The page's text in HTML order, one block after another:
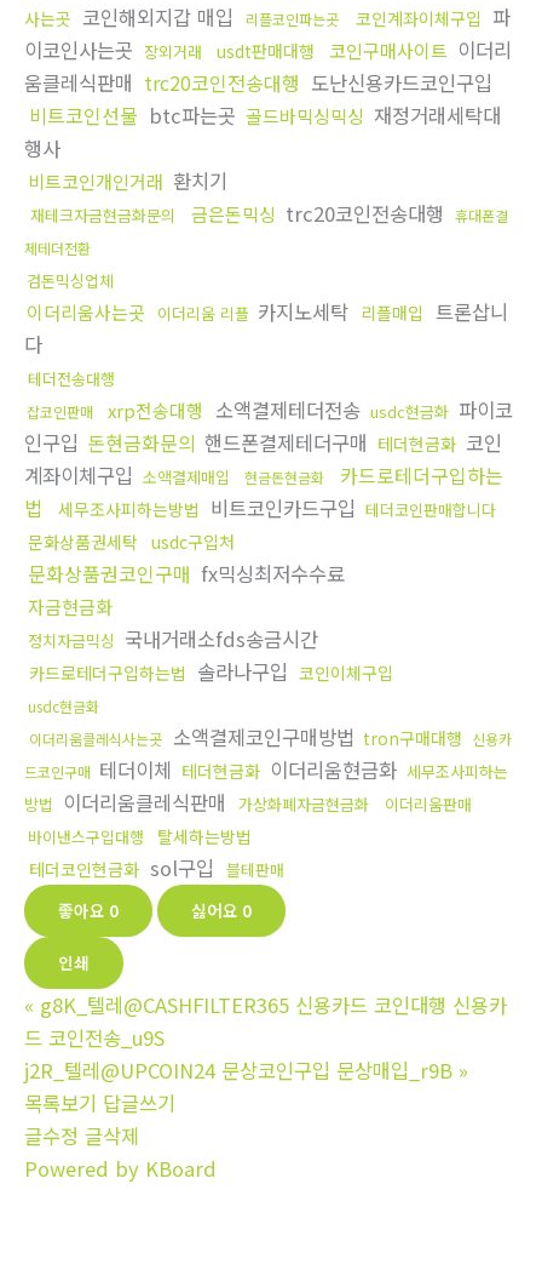
사는곳 코인해외지갑 매입 리플코인파는곳 코인계좌이체구입 파
이코인사는곳 장외거래 usdt판매대행 코인구매사이트 이더리
움클레식판매 trc20코인전송대행 도난신용카드코인구입
비트코인선물 btc파는곳 골드바믹싱믹싱 재정거래세탁대
행사
비트코인개인거래 환치기
재테크자금현금화문의 금은돈믹싱 trc20코인전송대행
휴대폰결
제테더전환
검돈믹싱업체
이더리움사는곳 이더리움 리플 카지노세탁 리플매입
트론삽니
다
테더전송대행
잡코인판매 xrp전송대행 소액결제테더전송 usdc현금화 파이코
인구입 돈현금화문의 핸드폰결제테더구매 테더현금화 코인
계좌이체구입 소액결제매입 현금돈현금화
카드로테더구입하는
법
세무조사피하는방법 비트코인카드구입 테더코인판매합니다
문화상품권세탁 usdc구입처
문화상품권코인구매 fx믹싱최저수수료
자금현금화
정치자금믹싱 국내거래소fds송금시간
카드로테더구입하는법 솔라나구입 코인이체구입
usdc현금화
이더리움클레식사는곳 소액결제코인구매방법 tron구매대행 신용카
드코인구매 테더이체 테더현금화 이더리움현금화 세무조사피하는
방법
이더리움클레식판매 가상화폐자금현금화
이더리움판매
바이낸스구입대행
탈세하는방법
테더코인현금화 sol구입 블테판매
좋아요 0 싫어요 0
인쇄
« g8K_텔레@CASHFILTER365 신용카드 코인대행 신용카
드 코인전송_u9S
j2R_텔레@UPCOIN24 문상코인구입 문상매입_r9B »
목록보기 답글쓰기
글수정 글삭제
Powered by KBoard